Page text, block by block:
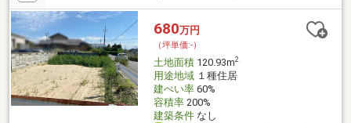
680万円
（坪単価:-）
土地面積120.93m2
用途地域１種住居
建ぺい率60%
容積率200%
建築条件なし